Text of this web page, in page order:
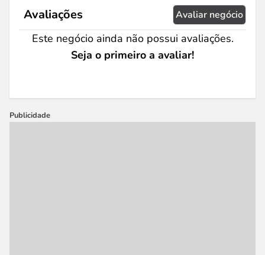
Avaliações Avaliar negócio
Este negócio ainda não possui avaliações.
Seja o primeiro a avaliar!
Publicidade